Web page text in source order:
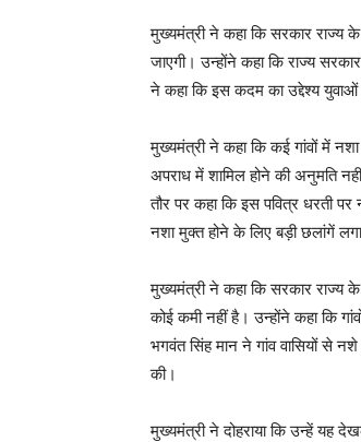
मुख्यमंत्री ने कहा कि सरकार राज्य
जाएगी। उन्होंने कहा कि राज्य
ने कहा कि इस कदम का उद्देश्य
मुख्यमंत्री ने कहा कि कई गांवों में
अपराध में शामिल होने की अनुमति
तौर पर कहा कि इस पवित्र धरती
नशा मुक्त होने के लिए बड़ी छलांगें
मुख्यमंत्री ने कहा कि सरकार राज्य
कोई कमी नहीं है। उन्होंने कहा कि
भगवंत सिंह मान ने गांव वासियों से
की।
मुख्यमंत्री ने दोहराया कि उन्हें यह